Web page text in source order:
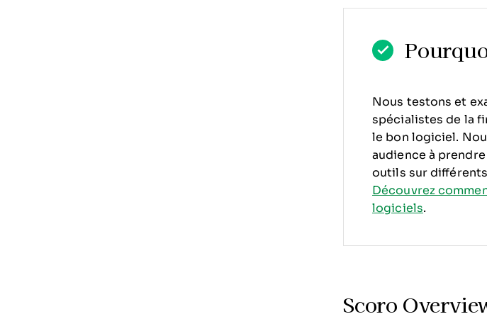
Nous testons et
spécialistes de la
le bon logiciel.
audience à
outils sur
Découvrez
logiciels.
Scoro